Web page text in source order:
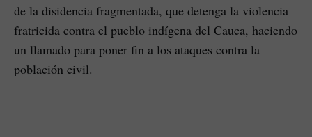
de la disidencia fragmentada, que detenga la violencia
fratricida contra el pueblo indígena del Cauca, haciendo
un llamado para poner fin a los ataques contra la
población civil.